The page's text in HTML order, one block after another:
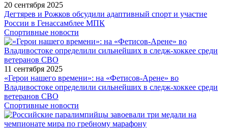
20 сентября 2025
Дегтярев и Рожков обсудили адаптивный спорт и участие
России в Генассамблее МПК
Спортивные новости
11 сентября 2025
«Герои нашего времени»: на «Фетисов-Арене» во
Владивостоке определили сильнейших в следж-хоккее среди
ветеранов СВО
Спортивные новости